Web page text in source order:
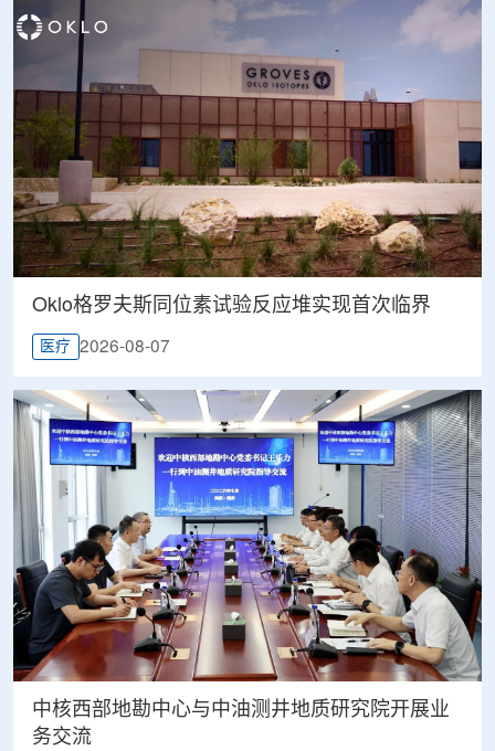
Oklo格罗夫斯同位素试验反应堆实现首次临界
医疗 2026-08-07
中核西部地勘中心与中油测井地质研究院开展业
务交流